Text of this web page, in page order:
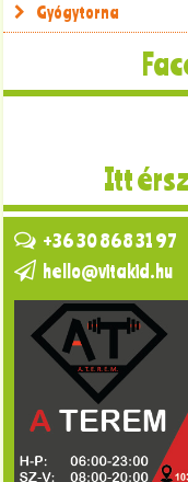
Gyógytorna
Itt
+36 30 868 31 97
hello@vitakid.hu